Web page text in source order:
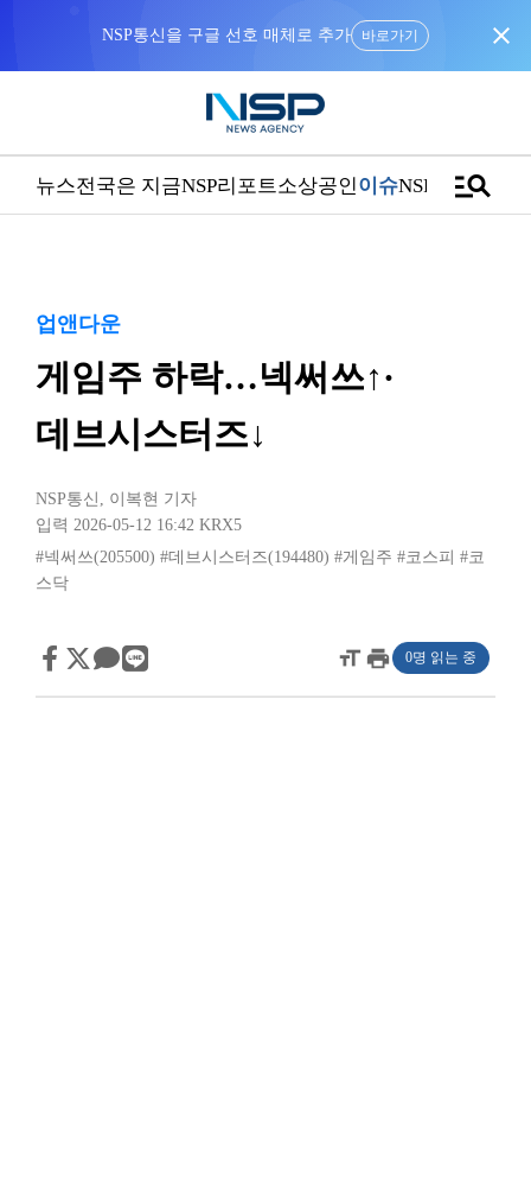
NSP통신을 구글 선호 매체로 추가 바로가기 close
뉴스전국은 지금NSP리포트소상공인이슈NSPTVmanage_search
업앤다운
게임주 하락…넥써쓰↑·
데브시스터즈↓
NSP통신 , 이복현 기자
입력 2026-05-12 16:42 KRX5
#넥써쓰(205500) #데브시스터즈(194480) #게임주 #코스피 #코
스닥
format_sizeprint 0명 읽는 중